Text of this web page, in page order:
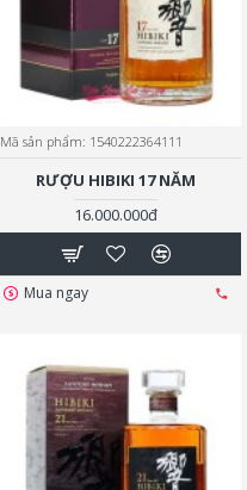
Mã sản phẩm: 1540222364111
RƯỢU HIBIKI 17 NĂM
16.000.000đ
Mua ngay